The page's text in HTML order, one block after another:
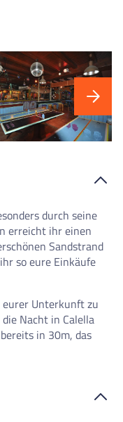
durch seine
erreicht ihr einen
Sandstrand
so eure Einkäufe
Unterkunft zu
Nacht in Calella
in 30m, das